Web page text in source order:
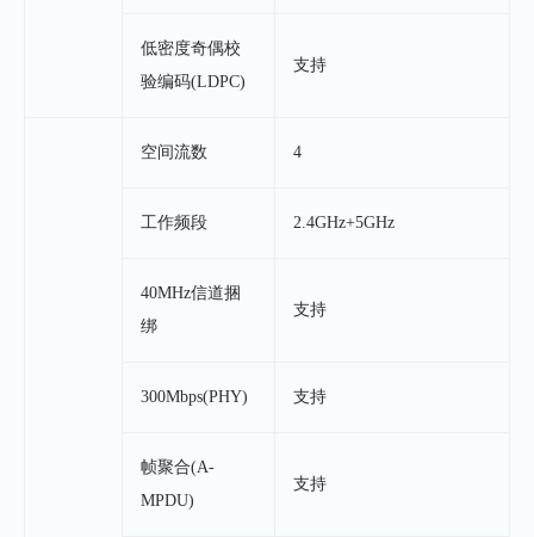
低密度奇偶校
验编码(LDPC)
支持
空间流数 4
工作频段 2.4GHz+5GHz
40MHz信道捆
绑
支持
300Mbps(PHY) 支持
帧聚合(A-
MPDU)
支持